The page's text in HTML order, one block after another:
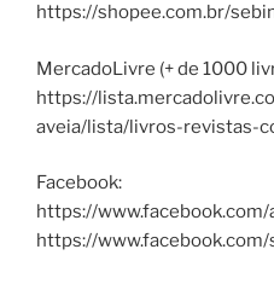
https://shopee.com.br/
MercadoLivre (+ de 1000
https://
aveia/lista/livros-revistas-
Facebook:
https://
https://